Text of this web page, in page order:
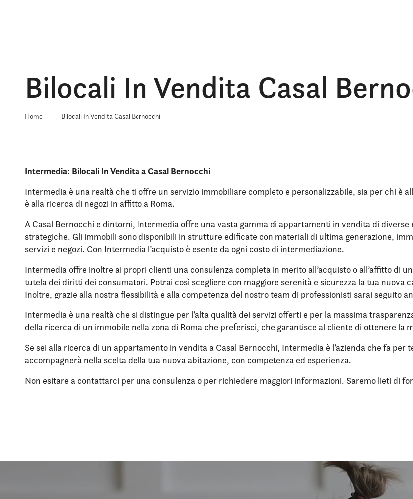
Bilocali In Vendita Casal
Home Bilocali In Vendita Casal Bernocchi
Intermedia: Bilocali In Vendita a Casal Bernocchi
Intermedia è una realtà che ti offre un servizio immobiliare completo e personalizzabile, sia per chi è
è alla ricerca di negozi in affitto a Roma.
A Casal Bernocchi e dintorni, Intermedia offre una vasta gamma di appartamenti in vendita di
strategiche. Gli immobili sono disponibili in strutture edificate con materiali di ultima generazione,
servizi e negozi. Con Intermedia l’acquisto è esente da ogni costo di intermediazione.
Intermedia offre inoltre ai propri clienti una consulenza completa in merito all’acquisto o all’affitto di
tutela dei diritti dei consumatori. Potrai così scegliere con maggiore serenità e sicurezza la tua nuova
Inoltre, grazie alla nostra flessibilità e alla competenza del nostro team di professionisti sarai seguito
Intermedia è una realtà che si distingue per l’alta qualità dei servizi offerti e per la massima
della ricerca di un immobile nella zona di Roma che preferisci, che garantisce al cliente di ottenere la
Se sei alla ricerca di un appartamento in vendita a Casal Bernocchi, Intermedia è l’azienda che fa
accompagnerà nella scelta della tua nuova abitazione, con competenza ed esperienza.
Non esitare a contattarci per una consulenza o per richiedere maggiori informazioni. Saremo lieti di